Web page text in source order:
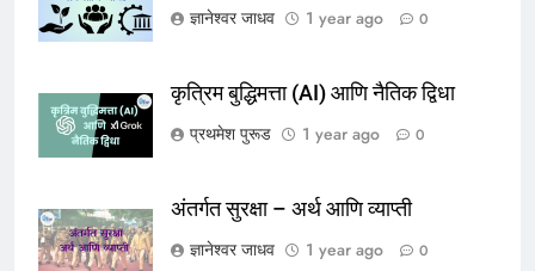
ज्ञानेश्वर जाधव
1 year ago 0
कृत्रिम बुद्धिमत्ता (AI) आणि नैतिक द्विधा
प्रथमेश पुरूड
1 year ago 0
अंतर्गत सुरक्षा – अर्थ आणि व्याप्ती
ज्ञानेश्वर जाधव
1 year ago 0